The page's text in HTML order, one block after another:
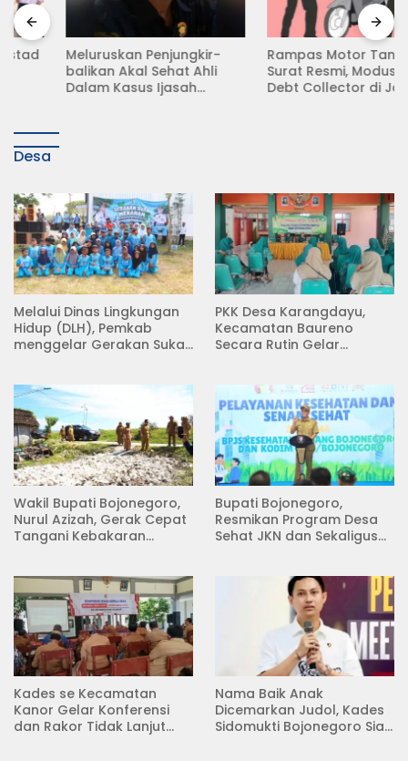
Meluruskan Penjungkir-
balikan Akal Sehat Ahli
Dalam Kasus Ijasah
Rampas Motor Tanpa
Surat Resmi, Modus Baru
Debt Collector di Jalan
Desa
Melalui Dinas Lingkungan
Hidup (DLH), Pemkab
menggelar Gerakan Suka
PKK Desa Karangdayu,
Kecamatan Baureno
Secara Rutin Gelar
Wakil Bupati Bojonegoro,
Nurul Azizah, Gerak Cepat
Tangani Kebakaran
Bupati Bojonegoro,
Resmikan Program Desa
Sehat JKN dan Sekaligus
Kades se Kecamatan
Kanor Gelar Konferensi
dan Rakor Tidak Lanjut
Nama Baik Anak
Dicemarkan Judol, Kades
Sidomukti Bojonegoro Siap